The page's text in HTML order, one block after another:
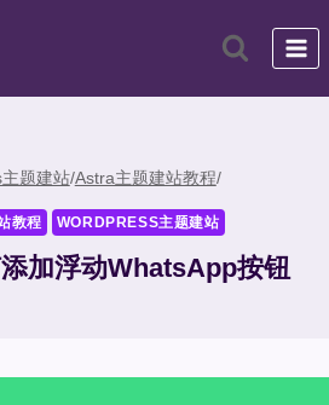
题建站/Astra主题建站教程/
教程 WORDPRESS主题建站
加浮动WhatsApp按钮